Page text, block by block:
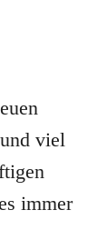
viel
immer